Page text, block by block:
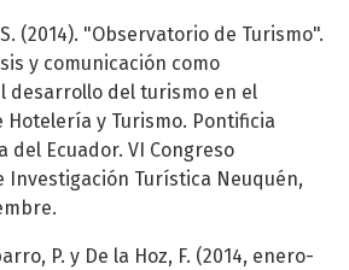
(2014). "Observatorio de Turismo".
y comunicación como
desarrollo del turismo en el
Hotelería y Turismo. Pontificia
del Ecuador. VI Congreso
Investigación Turística Neuquén,
P. y De la Hoz, F. (2014, enero-